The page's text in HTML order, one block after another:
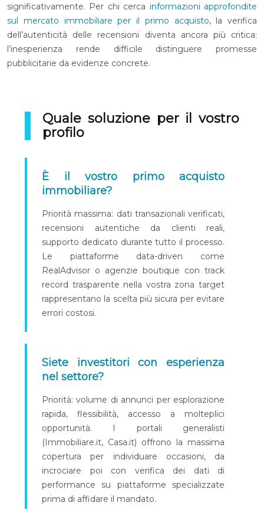
significativamente. Per chi cerca informazioni approfondite
sul mercato immobiliare per il primo acquisto, la verifica
dell’autenticità delle recensioni diventa ancora più critica:
l’inesperienza rende difficile distinguere promesse
pubblicitarie da evidenze concrete.
Quale soluzione per il vostro
profilo
È il vostro primo acquisto
immobiliare?
Priorità massima: dati transazionali verificati,
recensioni autentiche da clienti reali,
supporto dedicato durante tutto il processo.
Le piattaforme data-driven come
RealAdvisor o agenzie boutique con track
record trasparente nella vostra zona target
rappresentano la scelta più sicura per evitare
errori costosi.
Siete investitori con esperienza
nel settore?
Priorità: volume di annunci per esplorazione
rapida, flessibilità, accesso a molteplici
opportunità. I portali generalisti
(Immobiliare.it, Casa.it) offrono la massima
copertura per individuare occasioni, da
incrociare poi con verifica dei dati di
performance su piattaforme specializzate
prima di affidare il mandato.